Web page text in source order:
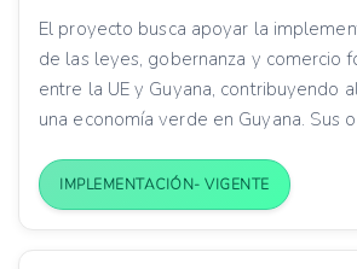
El proyecto busca apoyar la
de las leyes, gobernanza y comercio
entre la UE y Guyana, contribuyendo
una economía verde en Guyana. Sus
IMPLEMENTACIÓN- VIGENTE